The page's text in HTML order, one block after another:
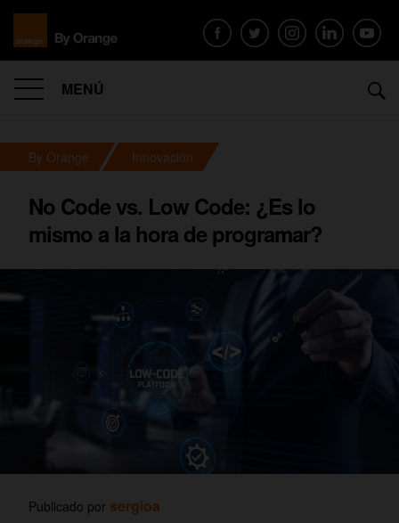
MENÚ
By Orange Innovación
No Code vs. Low Code: ¿Es lo
mismo a la hora de programar?
Publicado por sergioa